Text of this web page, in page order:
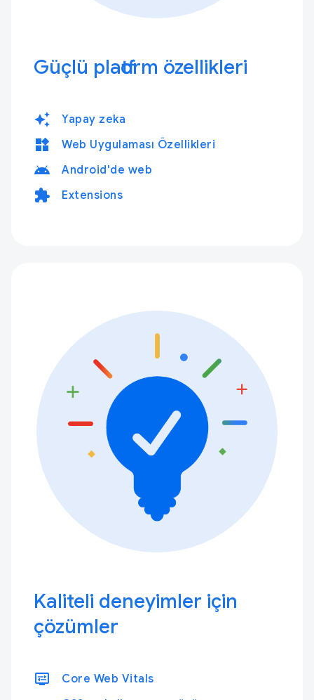
Güçlü platform özellikleri
auto_awesome Yapay zeka
widgets Web Uygulaması Özellikleri
android Android'de web
extension Extensions
Kaliteli deneyimler için
çözümler
display_settings Core Web Vitals